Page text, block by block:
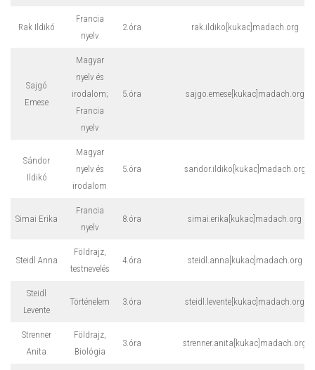
Rak Ildikó
Francia
nyelv
2.óra rak.ildiko[kukac]madach.org
Sajgó
Emese
Magyar
nyelv és
irodalom;
Francia
nyelv
5.óra sajgo.emese[kukac]madach.org
Sándor
Ildikó
Magyar
nyelv és
irodalom
5.óra sandor.ildiko[kukac]madach.org
Simai Erika
Francia
nyelv
8.óra simai.erika[kukac]madach.org
Steidl Anna
Földrajz,
testnevelés
4.óra steidl.anna[kukac]madach.org
Steidl
Levente
Történelem 3.óra steidl.levente[kukac]madach.org
Strenner
Anita
Földrajz,
Biológia
3.óra strenner.anita[kukac]madach.org